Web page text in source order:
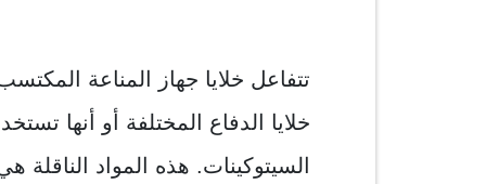
تتفاعل خلايا جهاز المناعة
خلايا الدفاع المختلفة أو أنها
السيتوكينات. هذه المواد الناقلة